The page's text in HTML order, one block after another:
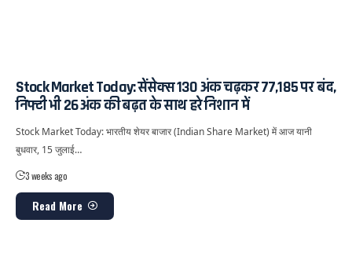
Stock Market Today: सेंसेक्स 130 अंक चढ़कर 77,185 पर बंद,
निफ्टी भी 26 अंक की बढ़त के साथ हरे निशान में
Stock Market Today: भारतीय शेयर बाजार (Indian Share Market) में आज यानी
बुधवार, 15 जुलाई…
3 weeks ago
Read More